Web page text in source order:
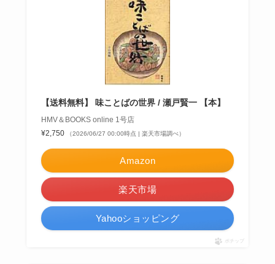
【送料無料】 味ことばの世界 / 瀬戸賢一 【本】
HMV＆BOOKS online 1号店
¥2,750
（2026/06/27 00:00時点 | 楽天市場調べ）
Amazon
楽天市場
Yahooショッピング
ポチップ